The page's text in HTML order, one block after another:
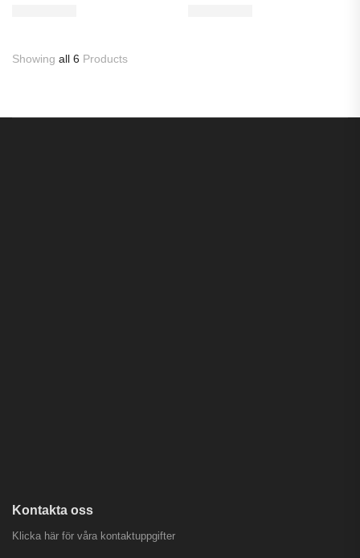
Showing all 6 Products
Kontakta oss
Klicka här för våra kontaktuppgifter